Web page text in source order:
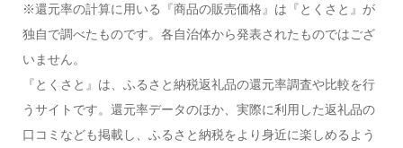
※還元率の計算に用いる『商品の販売価格』は『とくさと』が
独自で調べたものです。各自治体から発表されたものではござ
いません。
『とくさと』は、ふるさと納税返礼品の還元率調査や比較を行
うサイトです。還元率データのほか、実際に利用した返礼品の
口コミなども掲載し、ふるさと納税をより身近に楽しめるよう